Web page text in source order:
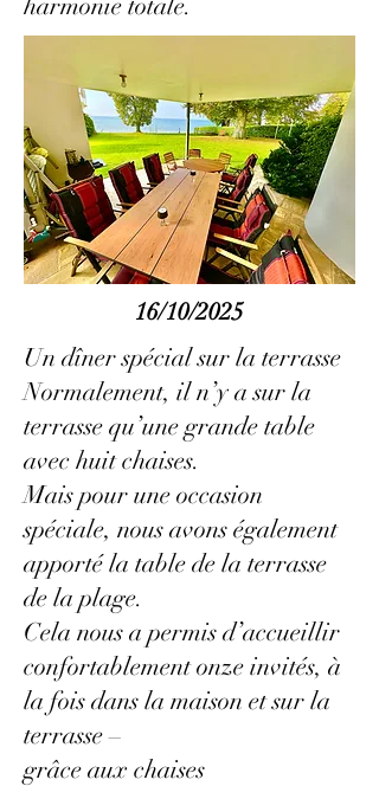
16/10/2025
Un dîner spécial sur la terrasse
Normalement, il n’y a sur la
terrasse qu’une grande table
avec huit chaises.
Mais pour une occasion
spéciale, nous avons également
apporté la table de la terrasse
de la plage.
Cela nous a permis d’accueillir
confortablement onze invités, à
la fois dans la maison et sur la
terrasse –
grâce aux chaises